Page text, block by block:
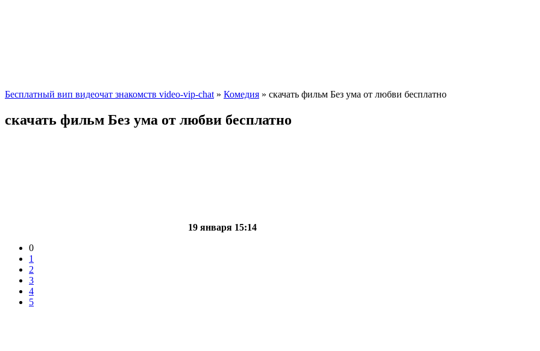
Бесплатный вип видеочат знакомств video-vip-chat » Комедия » скачать фильм Без ума от любви бесплатно
скачать фильм Без ума от любви бесплатно
19 января 15:14
0
1
2
3
4
5